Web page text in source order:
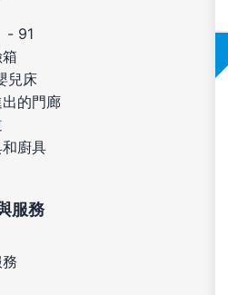
- 91
兒床
的門廊
廚具
服務